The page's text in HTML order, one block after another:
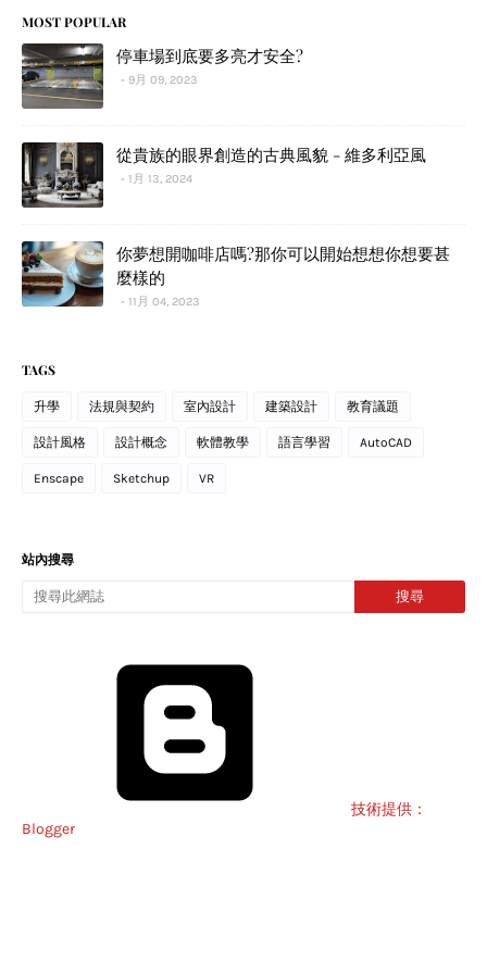
MOST POPULAR
停車場到底要多亮才安全?
9月 09, 2023
從貴族的眼界創造的古典風貌 - 維多利亞風
1月 13, 2024
你夢想開咖啡店嗎?那你可以開始想想你想要甚
麼樣的
11月 04, 2023
TAGS
升學 法規與契約 室內設計 建築設計 教育議題
設計風格 設計概念 軟體教學 語言學習 AutoCAD
Enscape Sketchup VR
站內搜尋
技術提供：
Blogger